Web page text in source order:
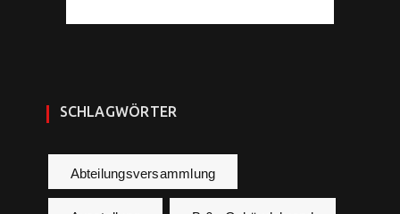
SCHLAGWÖRTER
Abteilungsversammlung